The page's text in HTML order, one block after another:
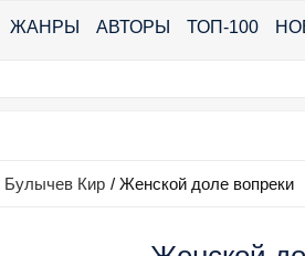
ЖАНРЫ АВТОРЫ ТОП-100
Булычев Кир / Женской доле вопреки